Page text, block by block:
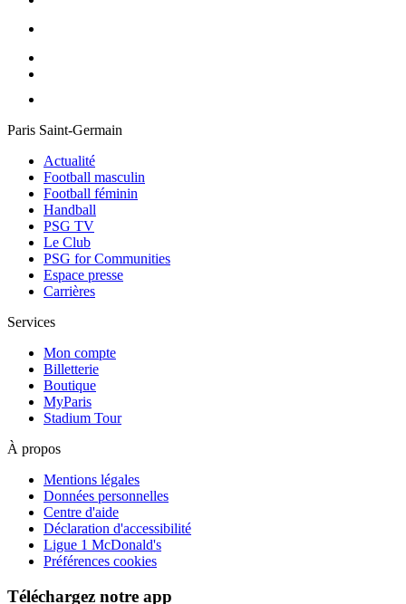
Paris Saint-Germain
Actualité
Football masculin
Football féminin
Handball
PSG TV
Le Club
PSG for Communities
Espace presse
Carrières
Services
Mon compte
Billetterie
Boutique
MyParis
Stadium Tour
À propos
Mentions légales
Données personnelles
Centre d'aide
Déclaration d'accessibilité
Ligue 1 McDonald's
Préférences cookies
Téléchargez notre app